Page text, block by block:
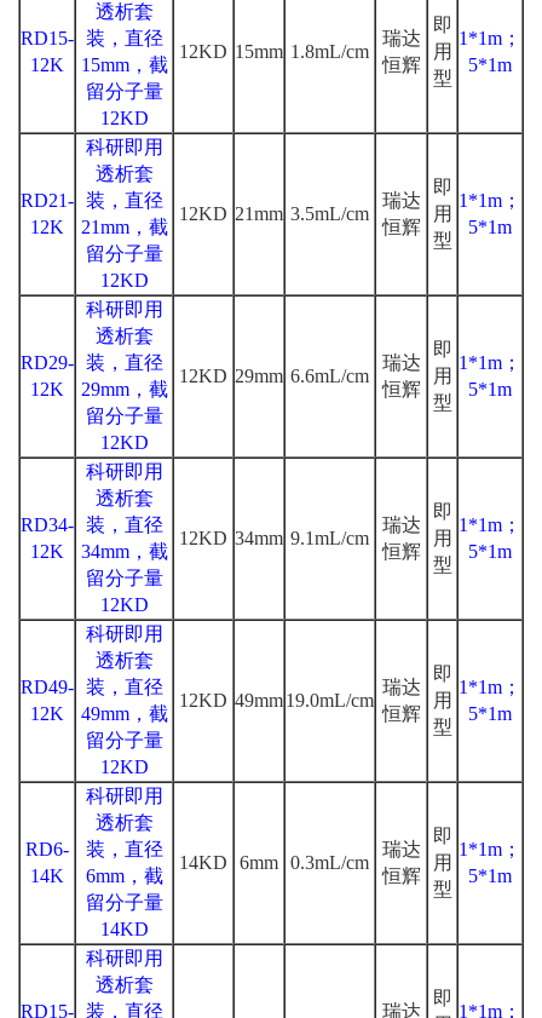
RD15-
12K
透析套
装，直径
15mm，截
留分子量
12KD
12KD 15mm 1.8mL/cm
瑞达
恒辉
即
用
型
1*1m；
5*1m
RD21-
12K
科研即用
透析套
装，直径
21mm，截
留分子量
12KD
12KD 21mm 3.5mL/cm
瑞达
恒辉
即
用
型
1*1m；
5*1m
RD29-
12K
科研即用
透析套
装，直径
29mm，截
留分子量
12KD
12KD 29mm 6.6mL/cm
瑞达
恒辉
即
用
型
1*1m；
5*1m
RD34-
12K
科研即用
透析套
装，直径
34mm，截
留分子量
12KD
12KD 34mm 9.1mL/cm
瑞达
恒辉
即
用
型
1*1m；
5*1m
RD49-
12K
科研即用
透析套
装，直径
49mm，截
留分子量
12KD
12KD 49mm19.0mL/cm
瑞达
恒辉
即
用
型
1*1m；
5*1m
RD6-
14K
科研即用
透析套
装，直径
6mm，截
留分子量
14KD
14KD 6mm 0.3mL/cm
瑞达
恒辉
即
用
型
1*1m；
5*1m
RD15-
科研即用
透析套
装，直径
瑞达
即
1*1m；